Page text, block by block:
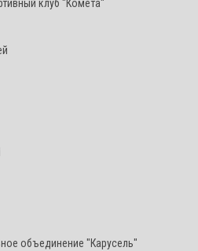
клуб "Комета"
объединение "Карусель"